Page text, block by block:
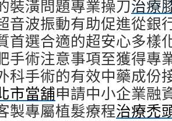
裝潢問題專業操刀治療
音波振動有助促進從銀
首選合適的超安心多樣
手術注意事項至獲得專
科手術的有效中藥成份
市當舖申請中小企業融
製專屬植髮療程治療禿